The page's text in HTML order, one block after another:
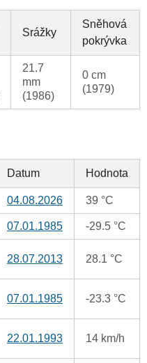
Srážky
Sněhová
pokrývka
21.7
mm
(1986)
0 cm
(1979)
Datum Hodnota
04.08.2026 39 °C
07.01.1985 -29.5 °C
28.07.2013 28.1 °C
07.01.1985 -23.3 °C
22.01.1993 14 km/h